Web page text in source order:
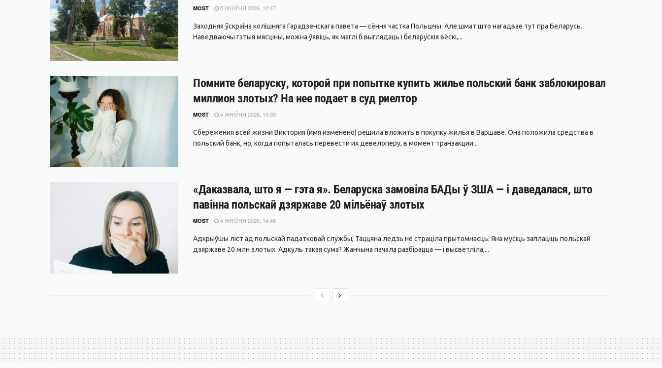
MOST 5 ЖНІЎНЯ 2026, 12:47
Заходняя ўскраіна колішняга Гарадзенскага павета — сёння частка Польшчы. Але шмат што нагадвае тут пра Беларусь.
Наведваючы гэтыя мясціны, можна ўявіць, як маглі б выглядаць і беларускія вёскі,...
Помните беларуску, которой при попытке купить жилье польский банк заблокировал
миллион злотых? На нее подает в суд риелтор
MOST 4 ЖНІЎНЯ 2026, 19:39
Сбережения всей жизни Виктория (имя изменено) решила вложить в покупку жилья в Варшаве. Она положила средства в
польский банк, но, когда попыталась перевести их девелоперу, в момент транзакции...
«Даказвала, што я — гэта я». Беларуска замовіла БАДы ў ЗША — і даведалася, што
павінна польскай дзяржаве 20 мільёнаў злотых
MOST 4 ЖНІЎНЯ 2026, 14:48
Адкрыўшы ліст ад польскай падатковай службы, Таццяна ледзь не страціла прытомнасць. Яна мусіць заплаціць польскай
дзяржаве 20 млн злотых. Адкуль такая сума? Жанчына пачала разбірацца — і высветліла,...